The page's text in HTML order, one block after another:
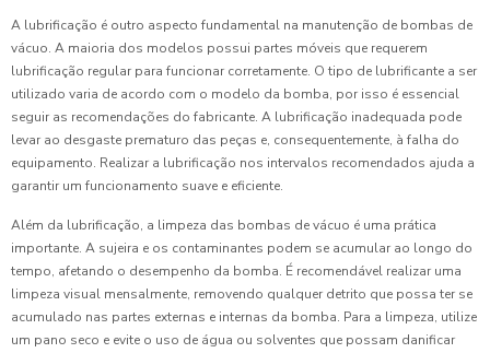
A lubrificação é outro aspecto fundamental na manutenção de bombas de
vácuo. A maioria dos modelos possui partes móveis que requerem
lubrificação regular para funcionar corretamente. O tipo de lubrificante a ser
utilizado varia de acordo com o modelo da bomba, por isso é essencial
seguir as recomendações do fabricante. A lubrificação inadequada pode
levar ao desgaste prematuro das peças e, consequentemente, à falha do
equipamento. Realizar a lubrificação nos intervalos recomendados ajuda a
garantir um funcionamento suave e eficiente.
Além da lubrificação, a limpeza das bombas de vácuo é uma prática
importante. A sujeira e os contaminantes podem se acumular ao longo do
tempo, afetando o desempenho da bomba. É recomendável realizar uma
limpeza visual mensalmente, removendo qualquer detrito que possa ter se
acumulado nas partes externas e internas da bomba. Para a limpeza, utilize
um pano seco e evite o uso de água ou solventes que possam danificar